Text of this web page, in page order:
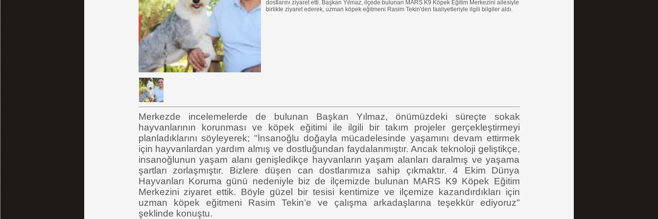
dostlarını ziyaret etti. Başkan Yılmaz, ilçede bulunan MARS K9 Köpek Eğitim Merkezini ailesiyle
birlikte ziyaret ederek, uzman köpek eğitmeni Rasim Tekin'den faaliyetleriyle ilgili bilgiler aldı.
Merkezde incelemelerde de bulunan Başkan Yılmaz, önümüzdeki süreçte sokak
hayvanlarının korunması ve köpek eğitimi ile ilgili bir takım projeler gerçekleştirmeyi
planladıklarını söyleyerek; "İnsanoğlu doğayla mücadelesinde yaşamını devam ettirmek
için hayvanlardan yardım almış ve dostluğundan faydalanmıştır. Ancak teknoloji geliştikçe,
insanoğlunun yaşam alanı genişledikçe hayvanların yaşam alanları daralmış ve yaşama
şartları zorlaşmıştır. Bizlere düşen can dostlarımıza sahip çıkmaktır. 4 Ekim Dünya
Hayvanları Koruma günü nedeniyle biz de ilçemizde bulunan MARS K9 Köpek Eğitim
Merkezini ziyaret ettik. Böyle güzel bir tesisi kentimize ve ilçemize kazandırdıkları için
uzman köpek eğitmeni Rasim Tekin’e ve çalışma arkadaşlarına teşekkür ediyoruz"
şeklinde konuştu.